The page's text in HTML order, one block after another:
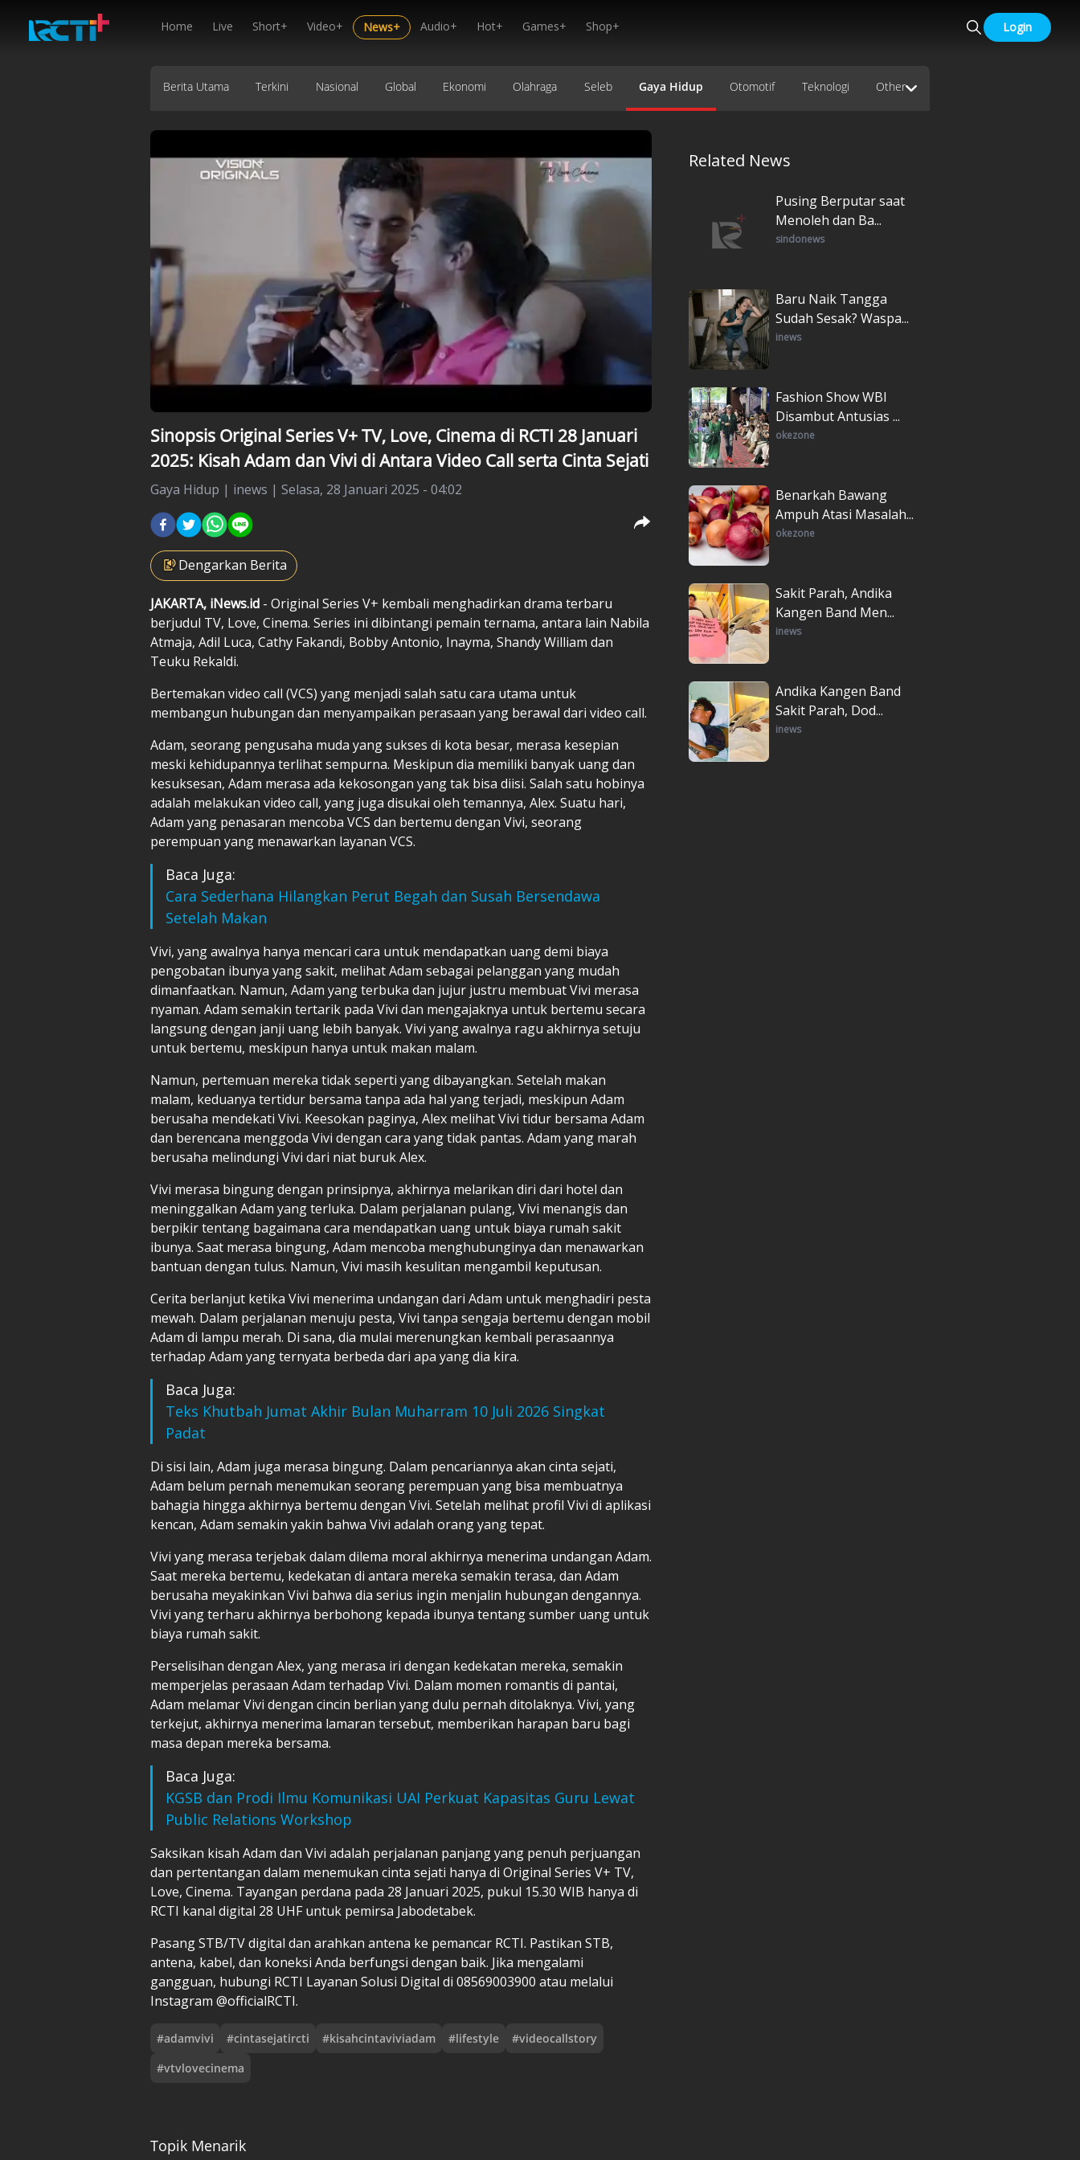
Home Live Short+ Video+ News+ Audio+ Hot+ Games+ Shop+ Login
Berita Utama Terkini Nasional Global Ekonomi Olahraga Seleb Gaya Hidup Otomotif Teknologi Other
Sinopsis Original Series V+ TV, Love, Cinema di RCTI 28 Januari
2025: Kisah Adam dan Vivi di Antara Video Call serta Cinta Sejati
Gaya Hidup | inews | Selasa, 28 Januari 2025 - 04:02
Dengarkan Berita
JAKARTA, iNews.id - Original Series V+ kembali menghadirkan drama terbaru
berjudul TV, Love, Cinema. Series ini dibintangi pemain ternama, antara lain Nabila
Atmaja, Adil Luca, Cathy Fakandi, Bobby Antonio, Inayma, Shandy William dan
Teuku Rekaldi.
Bertemakan video call (VCS) yang menjadi salah satu cara utama untuk
membangun hubungan dan menyampaikan perasaan yang berawal dari video call.
Adam, seorang pengusaha muda yang sukses di kota besar, merasa kesepian
meski kehidupannya terlihat sempurna. Meskipun dia memiliki banyak uang dan
kesuksesan, Adam merasa ada kekosongan yang tak bisa diisi. Salah satu hobinya
adalah melakukan video call, yang juga disukai oleh temannya, Alex. Suatu hari,
Adam yang penasaran mencoba VCS dan bertemu dengan Vivi, seorang
perempuan yang menawarkan layanan VCS.
Baca Juga:
Cara Sederhana Hilangkan Perut Begah dan Susah Bersendawa
Setelah Makan
Vivi, yang awalnya hanya mencari cara untuk mendapatkan uang demi biaya
pengobatan ibunya yang sakit, melihat Adam sebagai pelanggan yang mudah
dimanfaatkan. Namun, Adam yang terbuka dan jujur justru membuat Vivi merasa
nyaman. Adam semakin tertarik pada Vivi dan mengajaknya untuk bertemu secara
langsung dengan janji uang lebih banyak. Vivi yang awalnya ragu akhirnya setuju
untuk bertemu, meskipun hanya untuk makan malam.
Namun, pertemuan mereka tidak seperti yang dibayangkan. Setelah makan
malam, keduanya tertidur bersama tanpa ada hal yang terjadi, meskipun Adam
berusaha mendekati Vivi. Keesokan paginya, Alex melihat Vivi tidur bersama Adam
dan berencana menggoda Vivi dengan cara yang tidak pantas. Adam yang marah
berusaha melindungi Vivi dari niat buruk Alex.
Vivi merasa bingung dengan prinsipnya, akhirnya melarikan diri dari hotel dan
meninggalkan Adam yang terluka. Dalam perjalanan pulang, Vivi menangis dan
berpikir tentang bagaimana cara mendapatkan uang untuk biaya rumah sakit
ibunya. Saat merasa bingung, Adam mencoba menghubunginya dan menawarkan
bantuan dengan tulus. Namun, Vivi masih kesulitan mengambil keputusan.
Cerita berlanjut ketika Vivi menerima undangan dari Adam untuk menghadiri pesta
mewah. Dalam perjalanan menuju pesta, Vivi tanpa sengaja bertemu dengan mobil
Adam di lampu merah. Di sana, dia mulai merenungkan kembali perasaannya
terhadap Adam yang ternyata berbeda dari apa yang dia kira.
Baca Juga:
Teks Khutbah Jumat Akhir Bulan Muharram 10 Juli 2026 Singkat
Padat
Di sisi lain, Adam juga merasa bingung. Dalam pencariannya akan cinta sejati,
Adam belum pernah menemukan seorang perempuan yang bisa membuatnya
bahagia hingga akhirnya bertemu dengan Vivi. Setelah melihat profil Vivi di aplikasi
kencan, Adam semakin yakin bahwa Vivi adalah orang yang tepat.
Vivi yang merasa terjebak dalam dilema moral akhirnya menerima undangan Adam.
Saat mereka bertemu, kedekatan di antara mereka semakin terasa, dan Adam
berusaha meyakinkan Vivi bahwa dia serius ingin menjalin hubungan dengannya.
Vivi yang terharu akhirnya berbohong kepada ibunya tentang sumber uang untuk
biaya rumah sakit.
Perselisihan dengan Alex, yang merasa iri dengan kedekatan mereka, semakin
memperjelas perasaan Adam terhadap Vivi. Dalam momen romantis di pantai,
Adam melamar Vivi dengan cincin berlian yang dulu pernah ditolaknya. Vivi, yang
terkejut, akhirnya menerima lamaran tersebut, memberikan harapan baru bagi
masa depan mereka bersama.
Baca Juga:
KGSB dan Prodi Ilmu Komunikasi UAI Perkuat Kapasitas Guru Lewat
Public Relations Workshop
Saksikan kisah Adam dan Vivi adalah perjalanan panjang yang penuh perjuangan
dan pertentangan dalam menemukan cinta sejati hanya di Original Series V+ TV,
Love, Cinema. Tayangan perdana pada 28 Januari 2025, pukul 15.30 WIB hanya di
RCTI kanal digital 28 UHF untuk pemirsa Jabodetabek.
Pasang STB/TV digital dan arahkan antena ke pemancar RCTI. Pastikan STB,
antena, kabel, dan koneksi Anda berfungsi dengan baik. Jika mengalami
gangguan, hubungi RCTI Layanan Solusi Digital di 08569003900 atau melalui
Instagram @officialRCTI.
#adamvivi #cintasejatircti #kisahcintaviviadam #lifestyle #videocallstory
#vtvlovecinema
Related News
Pusing Berputar saat
Menoleh dan Ba...
sindonews
Baru Naik Tangga
Sudah Sesak? Waspa...
inews
Fashion Show WBI
Disambut Antusias ...
okezone
Benarkah Bawang
Ampuh Atasi Masalah...
okezone
Sakit Parah, Andika
Kangen Band Men...
inews
Andika Kangen Band
Sakit Parah, Dod...
inews
Topik Menarik